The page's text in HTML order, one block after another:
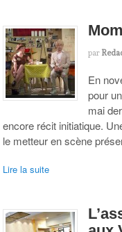
par
En
pour
mai
encore récit initiatique.
le metteur en scène
Lire la suite